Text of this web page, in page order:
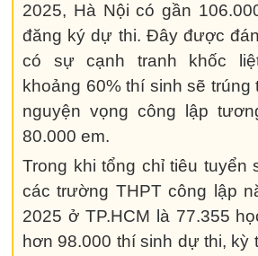
2025, Hà Nội có gần
đăng ký dự thi. Đây được
có sự cạnh tranh khốc
khoảng 60% thí sinh sẽ trúng
nguyện vọng công lập
80.000 em.
Trong khi tổng chỉ tiêu tuyển
các trường THPT công lập
2025 ở TP.HCM là 77.355
hơn 98.000 thí sinh dự thi, kỳ